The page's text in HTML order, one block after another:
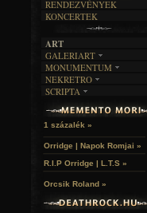
RENDEZVÉNYEK
KONCERTEK
ART
GALERIART
ARTGALERI
KÉPREGÉNYEK
LAKÁSKULTS
MONUMENTUM
TEMETŐK
TEMPLOMOK
VÁRAK
HELYEK
NEKRETRO
SZUBKULT
FEKETE LYUK
RELIKVIÁK
SCRIPTA
NOVELLÁK
VERSEK
1 százalék »
Orridge | Napok Romjai »
R.I.P Orridge | L.T.S »
Orcsik Roland »